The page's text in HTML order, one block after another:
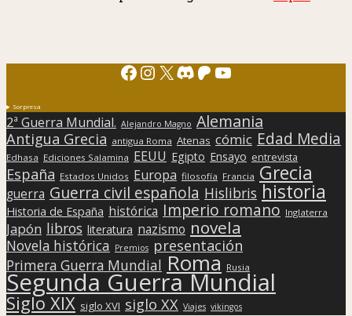
Facebook
Instagram
X Discord
Patreon
YouTube
Sorpresa
2ª Guerra Mundial. Alejandro Magno Alemania
Antigua Grecia antigua Roma Atenas cómic Edad Media
Edhasa Ediciones Salamina EEUU Egipto Ensayo entrevista
España Estados Unidos Europa filosofía Francia Grecia
guerra Guerra civil española Hislibris historia
Historia de España histórica Imperio romano Inglaterra
Japón libros literatura nazismo novela
Novela histórica Premios presentación
Primera Guerra Mundial Roma Rusia
Segunda Guerra Mundial
Siglo XIX siglo XVI siglo XX Viajes vikingos